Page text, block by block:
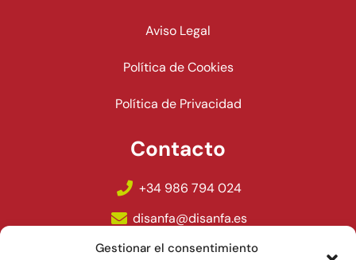
Gestionar el consentimiento
Aviso Legal
Política de Cookies
Política de Privacidad
Contacto
+34 986 794 024
disanfa@disanfa.es
Polígono Lalín 2000, Ciudad del Transporte A 6-8,